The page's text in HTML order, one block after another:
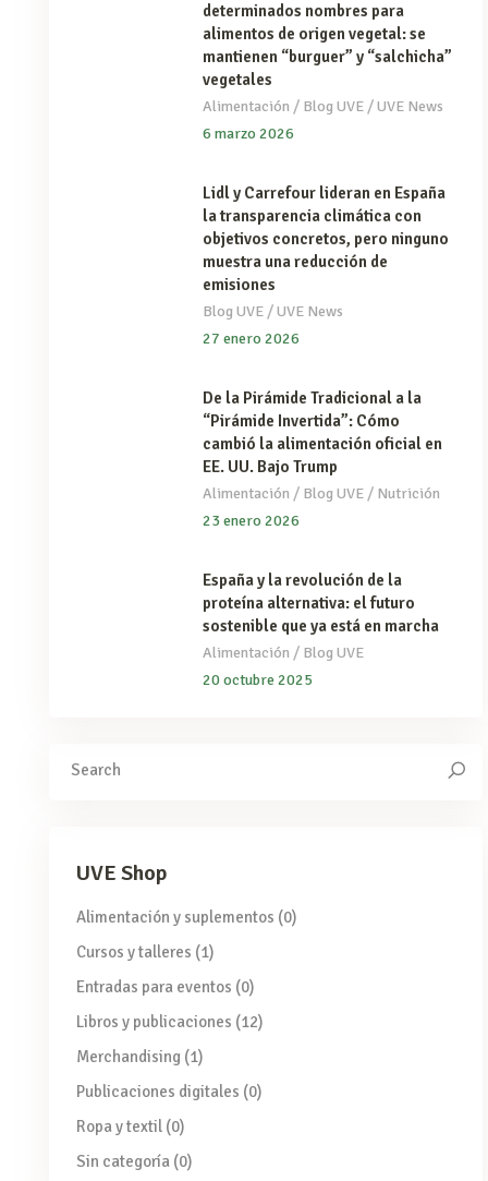
determinados nombres para
alimentos de origen vegetal: se
mantienen “burguer” y “salchicha”
vegetales
Alimentación / Blog UVE/UVE News
6 marzo 2026
Lidl y Carrefour lideran en España
la transparencia climática con
objetivos concretos, pero ninguno
muestra una reducción de
emisiones
Blog UVE/UVE News
27 enero 2026
De la Pirámide Tradicional a la
“Pirámide Invertida”: Cómo
cambió la alimentación oficial en
EE. UU. Bajo Trump
Alimentación / Blog UVE/ Nutrición
23 enero 2026
España y la revolución de la
proteína alternativa: el futuro
sostenible que ya está en marcha
Alimentación / Blog UVE
20 octubre 2025
UVE Shop
Alimentación y suplementos (0)
Cursos y talleres (1)
Entradas para eventos (0)
Libros y publicaciones (12)
Merchandising (1)
Publicaciones digitales (0)
Ropa y textil (0)
Sin categoría (0)